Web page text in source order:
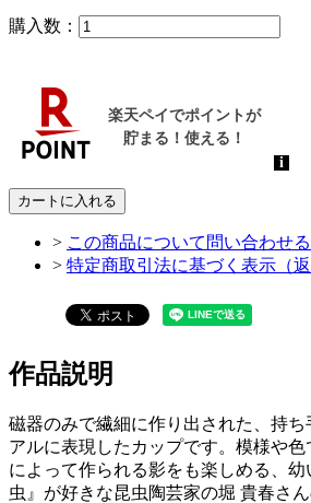
購入数：
カートに入れる
> この商品について問い合わせる
> 特定商取引法に基づく表示（返
作品説明
磁器のみで繊細に作り出された、持ち
アルに表現したカップです。模様や
によって作られる影をも楽しめる、
虫』が好きな昆虫陶芸家の堀 貴春さん